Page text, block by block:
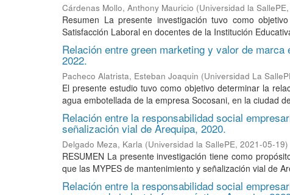
Cárdenas Mollo, Anthony Mauricio (Universidad la SallePE,
Resumen La presente investigación tuvo como
Satisfacción Laboral en docentes de la Institución
Relación entre green marketing y valor de
2022.
Pacheco Alatrista, Esteban Joaquin (Universidad La
El presente estudio tuvo como objetivo determinar la
agua embotellada de la empresa Socosani, en la ciudad
Relación entre la responsabilidad social
señalización vial de Arequipa, 2020.
Delgado Meza, Karla (Universidad la SallePE, 2021-05-19)
RESUMEN La presente investigación tiene como
que las MYPES de mantenimiento y señalización vial de
Relación entre la responsabilidad social